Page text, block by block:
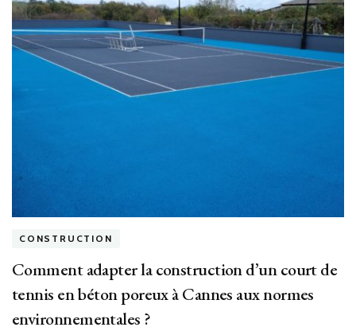
à
Cannes
?
CONSTRUCTION
Comment adapter la construction d’un court de
tennis en béton poreux à Cannes aux normes
environnementales ?